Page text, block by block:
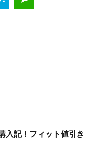
入記！フィット値引き